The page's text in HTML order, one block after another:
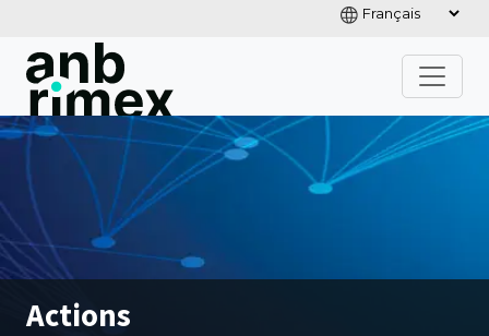
Actions